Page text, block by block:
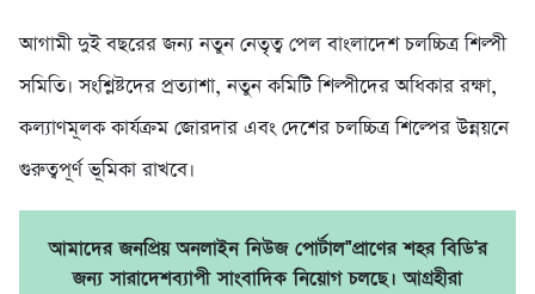
আগামী দুই বছরের জন্য নতুন নেতৃত্ব পেল বাংলাদেশ চলচ্চিত্র শিল্পী
সমিতি। সংশ্লিষ্টদের প্রত্যাশা, নতুন কমিটি শিল্পীদের অধিকার রক্ষা,
কল্যাণমূলক কার্যক্রম জোরদার এবং দেশের চলচ্চিত্র শিল্পের উন্নয়নে
গুরুত্বপূর্ণ ভূমিকা রাখবে।
আমাদের জনপ্রিয় অনলাইন নিউজ পোর্টাল"প্রাণের শহর বিডি'র
জন্য সারাদেশব্যাপী সাংবাদিক নিয়োগ চলছে। আগ্রহীরা